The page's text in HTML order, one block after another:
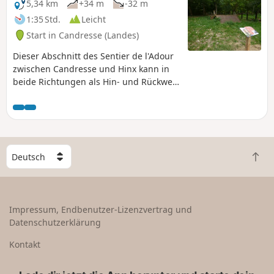
5,34 km
+34 m
-32 m
1:35 Std.
Leicht
Start in Candresse (Landes)
Dieser Abschnitt des Sentier de l'Adour
zwischen Candresse und Hinx kann in
beide Richtungen als Hin- und Rückweg
werden. In diesem Fall müssen Sie zwei
Fahrzeuge organisieren.
W
ä
h
e
n
Z
u
Impressum, Endbenutzer-Lizenzvertrag und
Datenschutzerklärung
Kontakt